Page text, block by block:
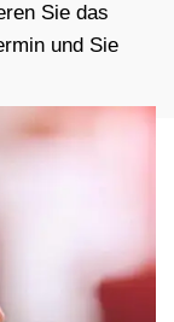
Sie das
und Sie